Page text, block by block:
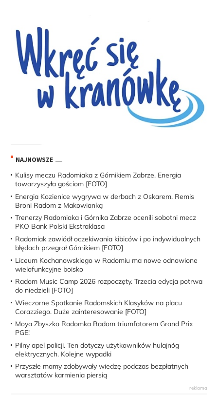
NAJNOWSZE
Kulisy meczu Radomiaka z Górnikiem Zabrze. Energia
towarzyszyła gościom [FOTO]
Energia Kozienice wygrywa w derbach z Oskarem. Remis
Broni Radom z Makowianką
Trenerzy Radomiaka i Górnika Zabrze ocenili sobotni mecz
PKO Bank Polski Ekstraklasa
Radomiak zawiódł oczekiwania kibiców i po indywidualnych
błędach przegrał Górnikiem [FOTO]
Liceum Kochanowskiego w Radomiu ma nowe odnowione
wielofunkcyjne boisko
Radom Music Camp 2026 rozpoczęty. Trzecia edycja potrwa
do niedzieli [FOTO]
Wieczorne Spotkanie Radomskich Klasyków na placu
Corazziego. Duże zainteresowanie [FOTO]
Moya Zbyszko Radomka Radom triumfatorem Grand Prix
PGE!
Pilny apel policji. Ten dotyczy użytkowników hulajnóg
elektrycznych. Kolejne wypadki
Przyszłe mamy zdobywały wiedzę podczas bezpłatnych
warsztatów karmienia piersią